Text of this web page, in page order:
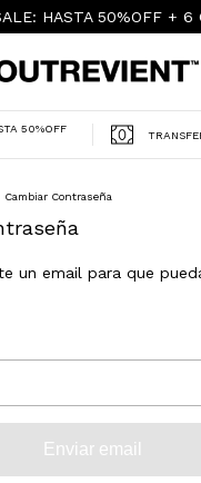
HASTA 50%OFF + 6
50%OFF
Cambiar Contraseña
un email para que
Enviar email